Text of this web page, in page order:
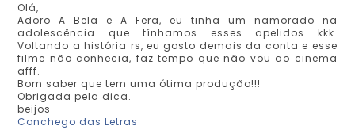
Olá,
Adoro A Bela e A Fera, eu tinha um namorado na
adolescência que tínhamos esses apelidos kkk.
Voltando a história rs, eu gosto demais da conta e esse
filme não conhecia, faz tempo que não vou ao cinema
afff.
Bom saber que tem uma ótima produção!!!
Obrigada pela dica.
beijos
Conchego das Letras